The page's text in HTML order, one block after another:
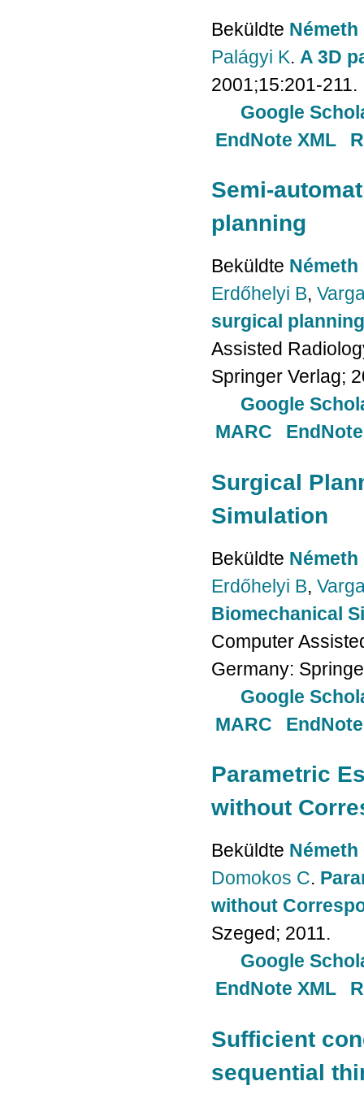
Beküldte Németh
Palágyi K. A 3D
2001;15:201-211.
Google
EndNote XML
Semi-
planning
Beküldte Németh
Erdőhelyi B,
surgical planning
Assisted
Springer Verlag;
Google
MARC
Surgical
Simulation
Beküldte Németh
Erdőhelyi B,
Biomechanical
Computer
Germany:
Google
MARC
Parametric
without
Beküldte Németh
Domokos C.
without
Szeged; 2011.
Google
EndNote XML
Sufficient
sequential